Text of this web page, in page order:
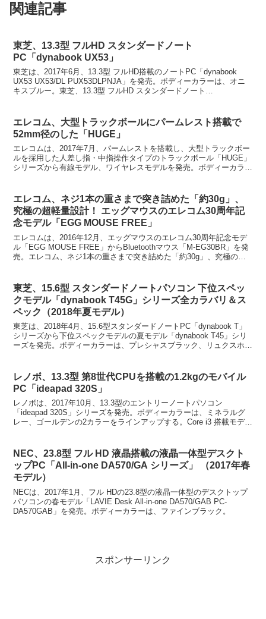
関連記事
東芝、13.3型 フルHD スタンダードノート
PC「dynabook UX53」
東芝は、2017年6月、13.3型 フルHD搭載のノートPC「dynabook
UX53 UX53/DL PUX53DLPNJA」を発売。ボディーカラーは、オニ
キスブルー。東芝、13.3型 フルHD スタンダードノート
エレコム、大型トラックボールにパームレスト搭載で
52mm径のした「HUGE」
エレコムは、2017年7月、パームレストを搭載し、大型トラックボー
ルを採用した人差し指・中指操作タイプのトラックボール「HUGE」
シリーズから有線モデル、ワイヤレスモデルを発売。ボディーカラー
エレコム、ネジ1本の重さまで突き詰めた「約30g」、
究極の超軽量設計！ エッグマウスのエレコム30周年記
念モデル「EGG MOUSE FREE」
エレコムは、2016年12月、エッグマウスのエレコム30周年記念モデ
ル「EGG MOUSE FREE」からBluetoothマウス「M-EG30BR」を発
売。エレコム、ネジ1本の重さまで突き詰めた「約30g」、究極の超
東芝、15.6型 スタンダードノートパソコン 下位スペッ
クモデル「dynabook T45G」シリーズ全カラバリ＆ス
ペック（2018年夏モデル）
東芝は、2018年4月、15.6型スタンダードノートPC「dynabook T」
シリーズから下位スペックモデルの夏モデル「dynabook T45」シリ
ーズを発売。ボディーカラーは、プレシャスブラック、リュクスホワ
レノボ、13.3型 第8世代CPUを搭載の1.2kgのモバイル
PC「ideapad 320S」
レノボは、2017年10月、13.3型のエントリーノートパソコン
「ideapad 320S」シリーズを発売。ボディーカラーは、ミネラルグ
レー、ゴールデンの2カラーをラインアップする。Core i3 搭載モデ
NEC、23.8型 フル HD 液晶搭載の液晶一体型デスクト
ップPC「All-in-one DA570/GA シリーズ」 （2017年春
モデル）
NECは、2017年1月、フル HDの23.8型の液晶一体型のデスクトップ
パソコンの春モデル「LAVIE Desk All-in-one DA570/GAB PC-
DA570GAB」を発売。ボディーカラーは、ファインブラック。
スポンサーリンク